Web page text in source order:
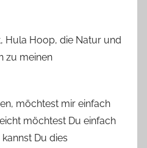
Hula Hoop, die Natur und
zu meinen
möchtest mir einfach
möchtest Du einfach
Du dies